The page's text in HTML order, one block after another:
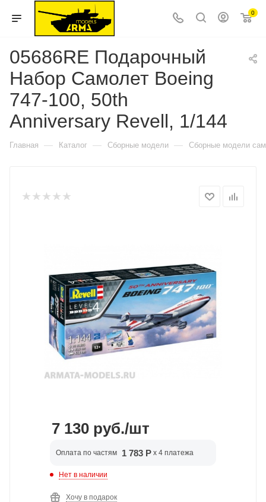
0
05686RE Подарочный
Набор Самолет Boeing
747-100, 50th
Anniversary Revell, 1/144
Главная — Каталог — Сборные модели — Сборные модели
7 130 руб./шт
Оплата по частям 1 783 Р x 4 платежа
Нет в наличии
Хочу в подарок